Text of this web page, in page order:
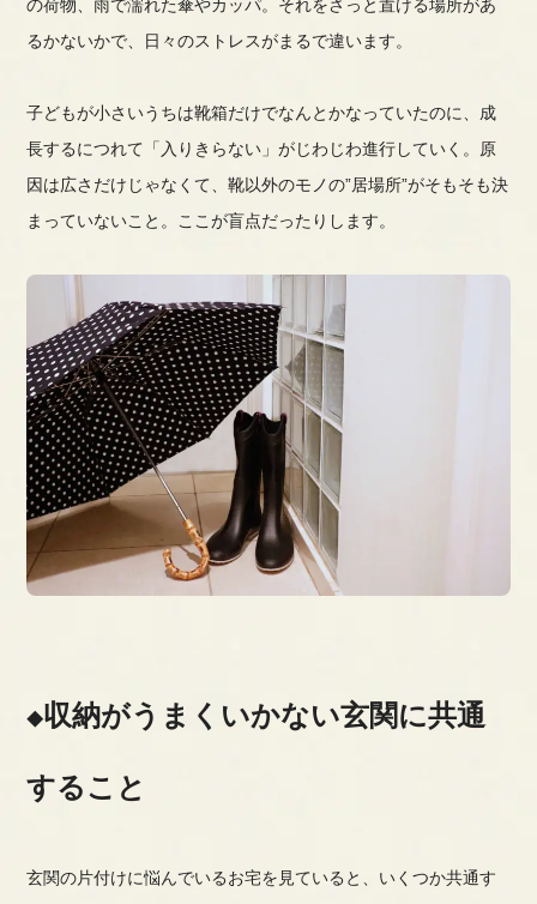
の荷物、雨で濡れた傘やカッパ。それをさっと置ける場所があ
るかないかで、日々のストレスがまるで違います。
子どもが小さいうちは靴箱だけでなんとかなっていたのに、成
長するにつれて「入りきらない」がじわじわ進行していく。原
因は広さだけじゃなくて、靴以外のモノの”居場所”がそもそも決
まっていないこと。ここが盲点だったりします。
収納がうまくいかない玄関に共通
すること
玄関の片付けに悩んでいるお宅を見ていると、いくつか共通す